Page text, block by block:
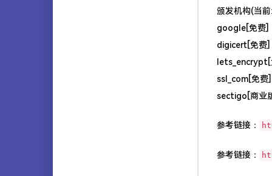
颁发机构(当
google[免费]
digicert[免费]
ssl_com[免费]
sectigo[商业
参考链接：
参考链接：